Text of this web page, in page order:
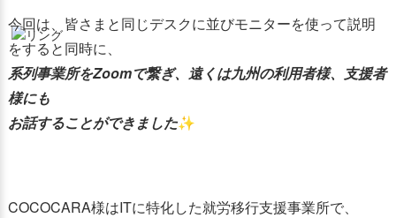
今回は、皆さまと同じデスクに並びモニターを使って説明
をすると同時に、
系列事業所をZoomで繋ぎ、遠くは九州の利用者様、支援者
様にも
お話することができました✨
COCOCARA様はITに特化した就労移行支援事業所で、